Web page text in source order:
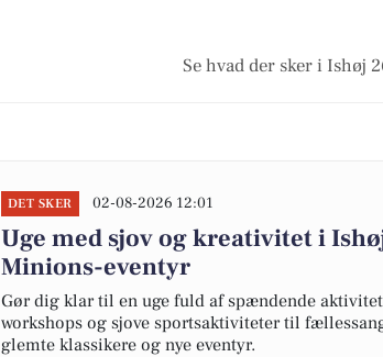
Se hvad der sker i Ishøj
DET SKER 02-08-2026 12:01
Uge med sjov og kreativitet i
Minions-eventyr
Gør dig klar til en uge fuld af spændende
workshops og sjove sportsaktiviteter til
glemte klassikere og nye eventyr.